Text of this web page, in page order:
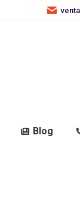
Blog